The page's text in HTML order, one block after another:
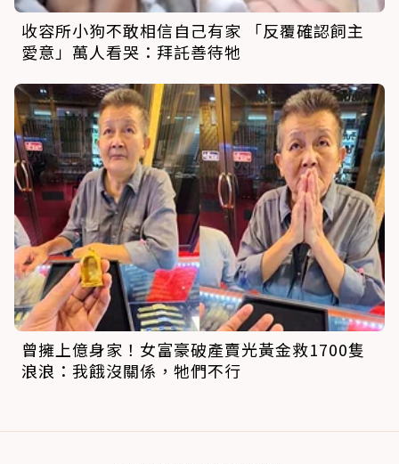
收容所小狗不敢相信自己有家 「反覆確認飼主
愛意」萬人看哭：拜託善待牠
曾擁上億身家！女富豪破產賣光黃金救1700隻
浪浪：我餓沒關係，牠們不行